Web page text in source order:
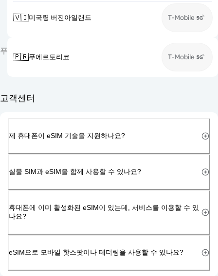
🇻🇮미국령 버진아일랜드 T-Mobile
푸
🇵🇷푸에르토리코 T-Mobile
고객센터
제 휴대폰이 eSIM 기술을 지원하나요?
실물 SIM과 eSIM을 함께 사용할 수 있나요?
휴대폰에 이미 활성화된 eSIM이 있는데, 서비스를 이용할 수 있
나요?
eSIM으로 모바일 핫스팟이나 테더링을 사용할 수 있나요?